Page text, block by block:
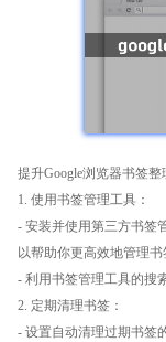
提升Google浏览器书签
1. 使用书签管理工具：
- 安装并使用第三方书签
以帮助你更高效地管理书
- 利用书签管理工具的搜
2. 定期清理书签：
- 设置自动清理过期书签